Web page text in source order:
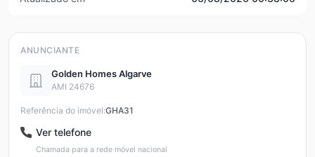
ANUNCIANTE
Golden Homes Algarve
AMI 24676
Referência do imóvel:GHA31
Ver telefone
Chamada para a rede móvel nacional